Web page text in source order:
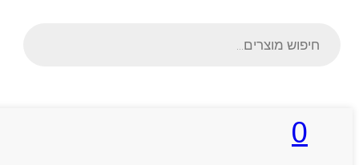
0
search
ראשי
אודותניו